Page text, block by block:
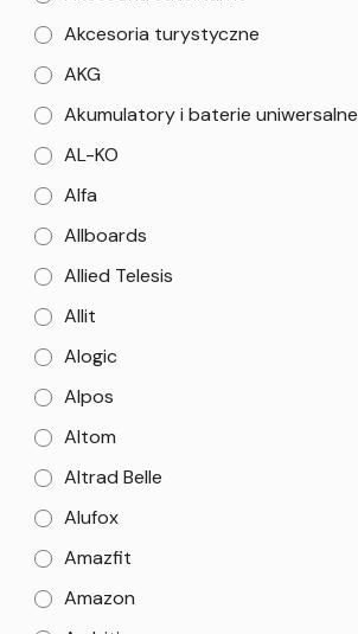
Akcesoria turystyczne
AKG
Akumulatory i baterie uniwersalne
AL-KO
Alfa
Allboards
Allied Telesis
Allit
Alogic
Alpos
Altom
Altrad Belle
Alufox
Amazfit
Amazon